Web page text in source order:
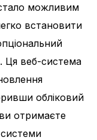
можливим
встановити
Ця веб-система
обліковий
отримаєте